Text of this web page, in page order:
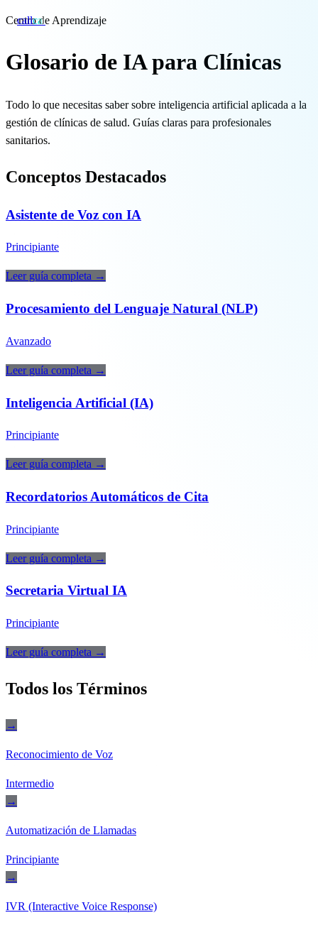
callcai
Especialidades
Sobre CAi
Blog
Precios
Integraciones
Demo →
Centro de Aprendizaje
Glosario de IA para Clínicas
Todo lo que necesitas saber sobre inteligencia artificial aplicada a la
gestión de clínicas de salud. Guías claras para profesionales
sanitarios.
Conceptos Destacados
Asistente de Voz con IA
Principiante
Leer guía completa →
Procesamiento del Lenguaje Natural (NLP)
Avanzado
Leer guía completa →
Inteligencia Artificial (IA)
Principiante
Leer guía completa →
Recordatorios Automáticos de Cita
Principiante
Leer guía completa →
Secretaria Virtual IA
Principiante
Leer guía completa →
Todos los Términos
→
Reconocimiento de Voz
Intermedio
→
Automatización de Llamadas
Principiante
→
IVR (Interactive Voice Response)